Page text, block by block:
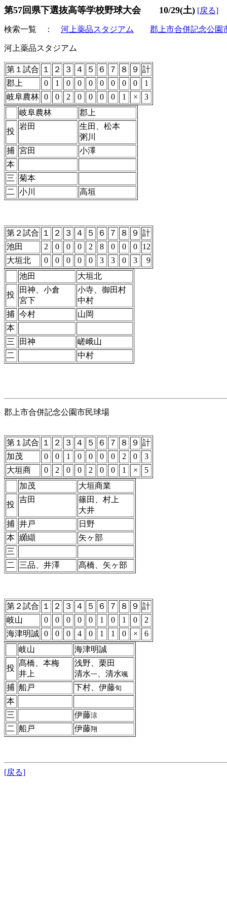
第57回県下選抜高等学校野球大会 10/29(土) [戻る]
検索一覧 ： 河上薬品スタジアム 郡上市合併記念公園
河上薬品スタジアム
第１試合 １ ２ ３ ４ ５ ６ ７ ８ ９ 計
郡上
0 1 0 0 0 0 0 0 0
1
岐阜農林 0 0 2 0 0 0 0 1 ×
3
岐阜農林
郡上
投
岩田
生田、松本
粥川
捕 宮田
小澤
本
三 菊本
二
小川 高垣
第２試合 １ ２ ３ ４ ５ ６ ７ ８ ９ 計
池田
2 0 0 0 2 8 0 0 0
12
大垣北
0 0 0 0 0 3 3 0 3
9
池田
大垣北
投
田神、小倉
宮下
小寺、御田村
中村
捕 今村
山岡
本
三
田神
嵯峨山
二
中村
郡上市合併記念公園市民球場
第１試合 １ ２ ３ ４ ５ ６ ７ ８ ９ 計
加茂
0 0 1 0 0 0 0 2 0
3
大垣商
0 2 0 0 2 0 0 1 ×
5
加茂
大垣商業
投
吉田
篠田、村上
大井
捕 井戸
日野
本 纐纈
矢ヶ部
三
二
三品、井澤 髙橋、矢ヶ部
第２試合 １ ２ ３ ４ ５ ６ ７ ８ ９ 計
岐山
0 0 0 0 0 1 0 1 0
2
海津明誠 0 0 0 4 0 1 1 0 ×
6
岐山
海津明誠
投
髙橋、本梅
井上
浅野、栗田
清水一 、清水颯
捕 船戸 下村、伊藤旬
本
三
伊藤涼
二 船戸 伊藤翔
[戻る]